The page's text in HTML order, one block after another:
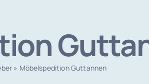
» Möbelspedition Guttannen